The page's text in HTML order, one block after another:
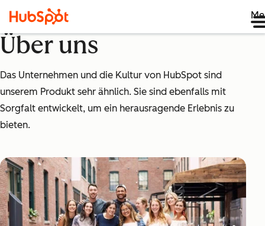
Über uns
Das Unternehmen und die Kultur von HubSpot sind
unserem Produkt sehr ähnlich. Sie sind ebenfalls mit
Sorgfalt entwickelt, um ein herausragende Erlebnis zu
bieten.